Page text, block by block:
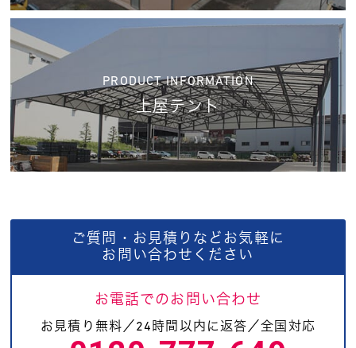
PRODUCT INFORMATION
上屋テント
ご質問・お見積りなどお気軽に
お問い合わせください
お電話でのお問い合わせ
お見積り無料／24時間以内に返答／全国対応